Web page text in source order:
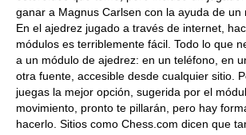
ganar a Magnus Carlsen con la ayuda de un
En el ajedrez jugado a través de internet,
módulos es terriblemente fácil. Todo lo que
a un módulo de ajedrez: en un teléfono, en
otra fuente, accesible desde cualquier sitio.
juegas la mejor opción, sugerida por el
movimiento, pronto te pillarán, pero hay
hacerlo. Sitios como Chess.com dicen que